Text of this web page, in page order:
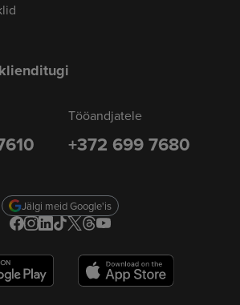
Tööandjatele
+372 699 7680
Jälgi meid Google'is